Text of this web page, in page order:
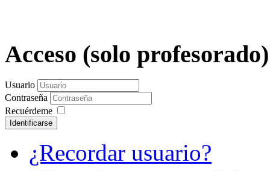
Acceso (solo
Usuario
Contraseña
Recuérdeme
Identificarse
¿Recordar usuario?